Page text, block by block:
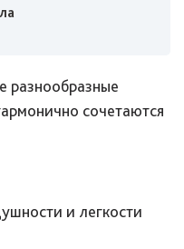
разнообразные
сочетаются
и легкости